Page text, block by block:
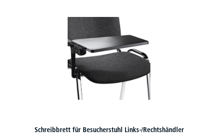
Schreibbrett für Besucherstuhl Links-/Rechtshändler